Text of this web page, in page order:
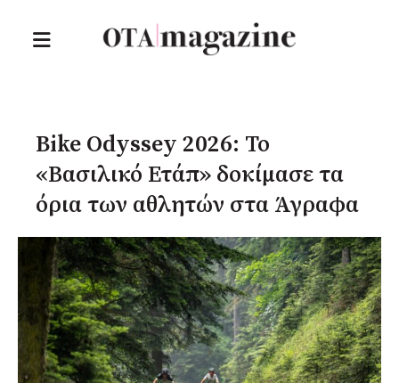
Bike Odyssey 2026: Το
«Βασιλικό Ετάπ» δοκίμασε τα
όρια των αθλητών στα Άγραφα